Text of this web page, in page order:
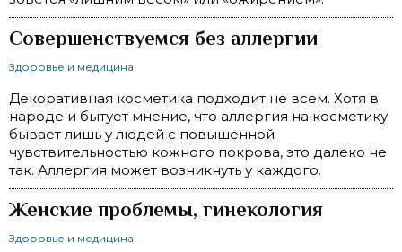
Совершенствуемся без аллергии
Здоровье и медицина
Декоративная косметика подходит не всем. Хотя в
народе и бытует мнение, что аллергия на косметику
бывает лишь у людей с повышенной
чувствительностью кожного покрова, это далеко не
так. Аллергия может возникнуть у каждого.
Женские проблемы, гинекология
Здоровье и медицина